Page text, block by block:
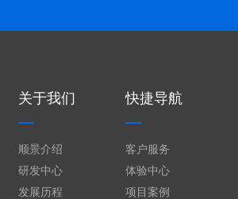
关于我们
顺景介绍
研发中心
发展历程
快捷导航
客户服务
体验中心
项目案例